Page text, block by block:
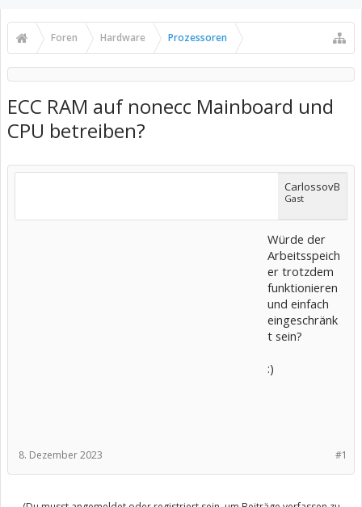
Foren Hardware Prozessoren
ECC RAM auf nonecc Mainboard und
CPU betreiben?
CarlossovB
Gast
Würde der
Arbeitsspeich
er trotzdem
funktionieren
und einfach
eingeschränk
t sein?
:)
#1
8. Dezember 2023